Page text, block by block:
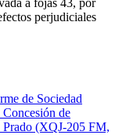
a fojas 43, por
perjudiciales
de Sociedad
de
(XQJ-205 FM,